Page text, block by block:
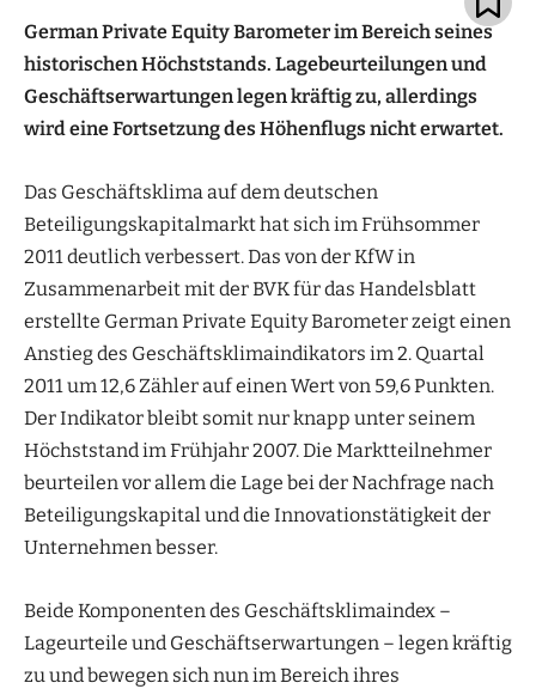
German Private Equity Barometer im Bereich seines
historischen Höchststands. Lagebeurteilungen und
Geschäftserwartungen legen kräftig zu, allerdings
wird eine Fortsetzung des Höhenflugs nicht erwartet.
Das Geschäftsklima auf dem deutschen
Beteiligungskapitalmarkt hat sich im Frühsommer
2011 deutlich verbessert. Das von der KfW in
Zusammenarbeit mit der BVK für das Handelsblatt
erstellte German Private Equity Barometer zeigt einen
Anstieg des Geschäftsklimaindikators im 2. Quartal
2011 um 12,6 Zähler auf einen Wert von 59,6 Punkten.
Der Indikator bleibt somit nur knapp unter seinem
Höchststand im Frühjahr 2007. Die Marktteilnehmer
beurteilen vor allem die Lage bei der Nachfrage nach
Beteiligungskapital und die Innovationstätigkeit der
Unternehmen besser.
Beide Komponenten des Geschäftsklimaindex –
Lageurteile und Geschäftserwartungen – legen kräftig
zu und bewegen sich nun im Bereich ihres